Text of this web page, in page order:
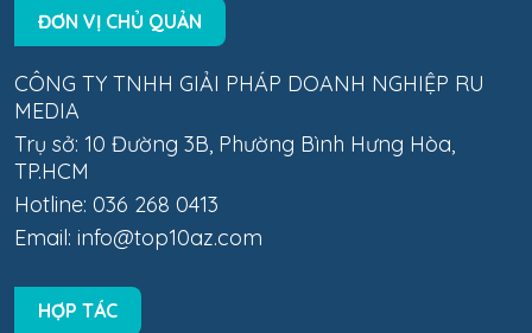
ĐƠN VỊ CHỦ QUẢN
CÔNG TY TNHH GIẢI PHÁP DOANH NGHIỆP RU
MEDIA
Trụ sở: 10 Đường 3B, Phường Bình Hưng Hòa,
TP.HCM
Hotline: 036 268 0413
Email: info@top10az.com
HỢP TÁC